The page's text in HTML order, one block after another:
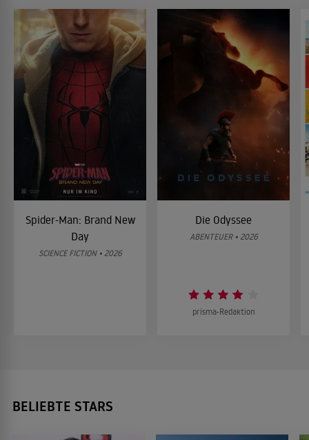
Spider-Man: Brand New
Day
SCIENCE FICTION • 2026
Die Odyssee
ABENTEUER • 2026
prisma-Redaktion
BELIEBTE STARS